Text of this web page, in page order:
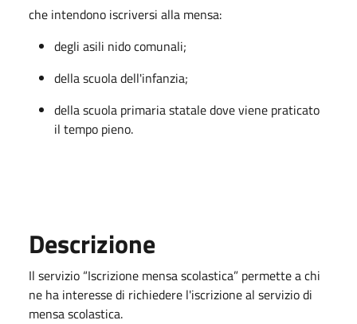
che intendono iscriversi alla mensa:
degli asili nido comunali;
della scuola dell'infanzia;
della scuola primaria statale dove viene praticato
il tempo pieno.
Descrizione
Il servizio “Iscrizione mensa scolastica” permette a chi
ne ha interesse di richiedere l'iscrizione al servizio di
mensa scolastica.